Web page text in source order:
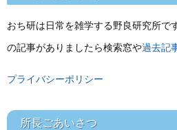
おち研は日常を雑学する野良研究所で
の記事がありましたら検索窓や過去記
プライバシーポリシー
所長ごあいさつ